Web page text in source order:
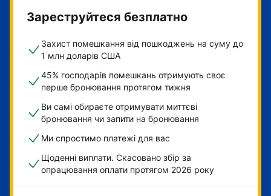
сніданок"
Зареструйтеся безплатно
Захист помешкання від пошкоджень на суму до
1 млн доларів США
45% господарів помешкань отримують своє
перше бронювання протягом тижня
Ви самі обираєте отримувати миттєві
бронювання чи запити на бронювання
Ми спростимо платежі для вас
Щоденні виплати. Скасовано збір за
опрацювання оплати протягом 2026 року